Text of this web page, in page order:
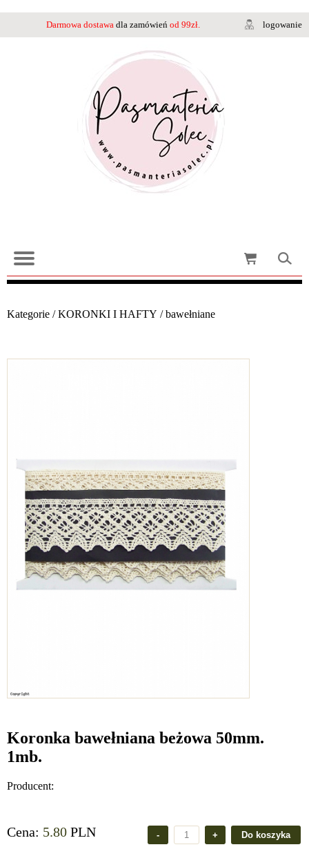
Darmowa dostawa dla zamówień od 99zł. logowanie
Kategorie /KORONKI I HAFTY /bawełniane
Koronka bawełniana beżowa 50mm.
1mb.
Producent:
Cena: 5.80 PLN